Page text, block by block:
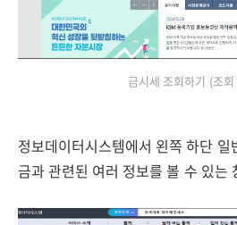
금시세 조회하기 (조
정보데이터시스템에서 왼쪽 하단 일
금과 관련된 여러 정보를 볼 수 있는